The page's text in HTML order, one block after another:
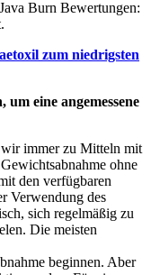
Burn Bewertungen:
zum niedrigsten
eine angemessene
immer zu Mitteln mit
ohne
den verfügbaren
Verwendung des
sich regelmäßig zu
Die meisten
beginnen. Aber